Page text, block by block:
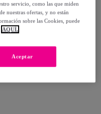
servicio, como las que miden
nuestras ofertas, y no están
sobre las Cookies, puede
AQUÍ.
Aceptar